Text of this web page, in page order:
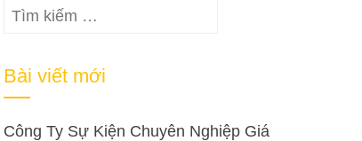
Tìm
Bài viết mới
Công Ty Sự Kiện Chuyên Nghiệp Giá